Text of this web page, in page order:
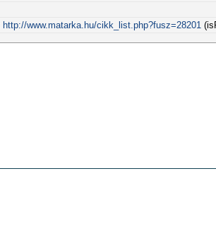
http://www.matarka.hu/cikk_list.php?fusz=28201